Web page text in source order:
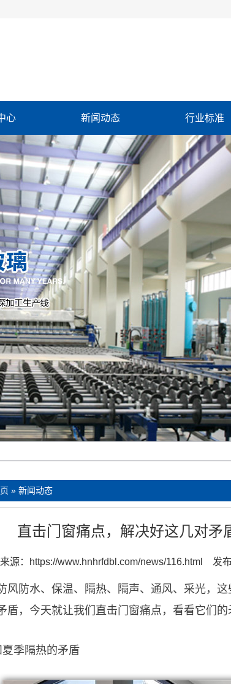
心 新闻动态 行业标准
» 新闻动态
直击门窗痛点，解决好这几对矛
来源： https://www.hnhrfdbl.com/news/116.html 发
风防水、保温、隔热、隔声、通风、采光，
盾，今天就让我们直击门窗痛点，看看它们的
季隔热的矛盾